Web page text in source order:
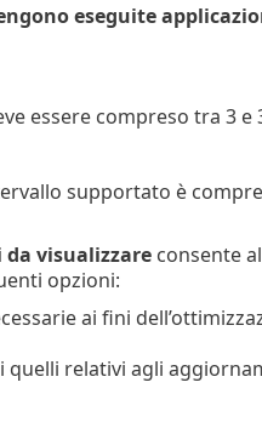
eseguite
essere compreso tra 3 e
supportato è
visualizzareconsente
opzioni:
ai fini
relativi agli